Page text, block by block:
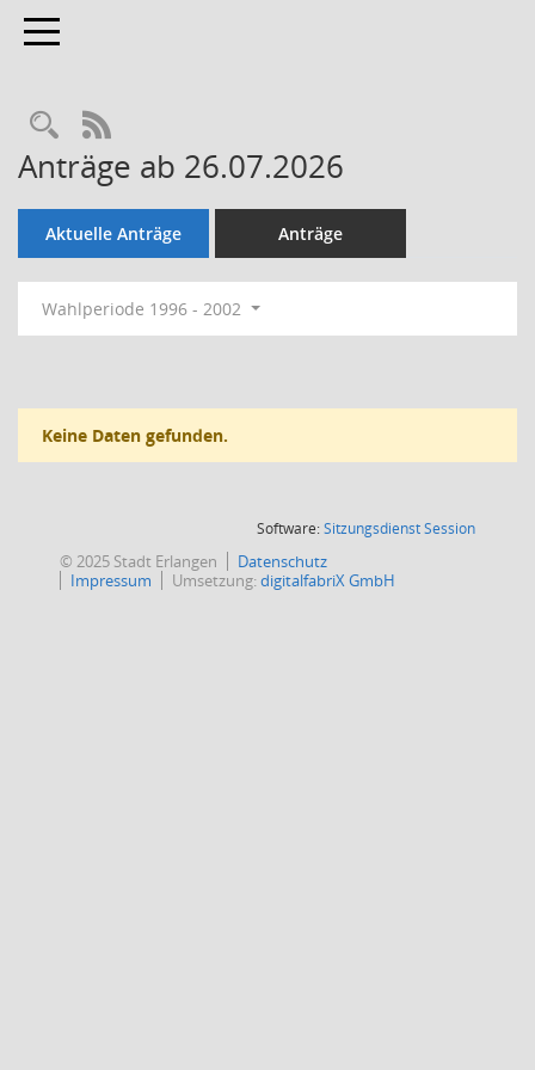
Toggle navigation
Rechercheauswahl
RSS-Feed
Anträge ab 26.07.2026
Aktuelle Anträge Anträge
Wahlperiode 1996 - 2002
Keine Daten gefunden.
Software:SitzungsdienstSession(Wird in
© 2025 Stadt Erlangen
Datenschutz
Impressum
Umsetzung:digitalfabriX GmbH